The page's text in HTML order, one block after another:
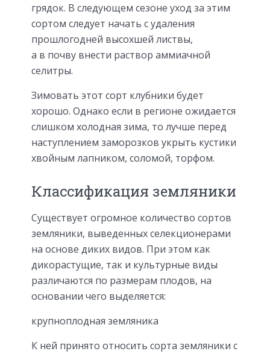
грядок. В следующем сезоне уход за этим
сортом следует начать с удаления
прошлогодней высохшей листвы,
а в почву внести раствор аммиачной
селитры.
Зимовать этот сорт клубники будет
хорошо. Однако если в регионе ожидается
слишком холодная зима, то лучше перед
наступлением заморозков укрыть кустики
хвойным лапником, соломой, торфом.
Классификация земляники
Существует огромное количество сортов
земляники, выведенных селекционерами
на основе диких видов. При этом как
дикорастущие, так и культурные виды
различаются по размерам плодов, на
основании чего выделяется:
крупноплодная земляника
К ней принято относить сорта земляники с